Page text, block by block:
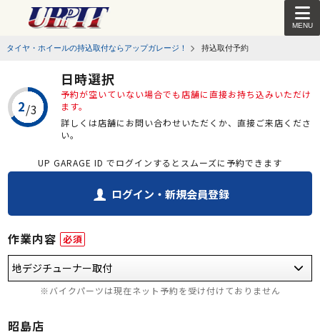
MENU
タイヤ・ホイールの持込取付ならアップガレージ！ 持込取付予約
日時選択
予約が空いていない場合でも店舗に直接お持ち込みいただけ
ます。
詳しくは店舗にお問い合わせいただくか、直接ご来店くださ
い。
UP GARAGE ID でログインするとスムーズに予約できます
ログイン・新規会員登録
作業内容 必須
※バイクパーツは現在ネット予約を受け付けておりません
昭島店